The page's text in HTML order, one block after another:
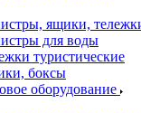
ящики,
для воды
туристические
боксы
оборудование